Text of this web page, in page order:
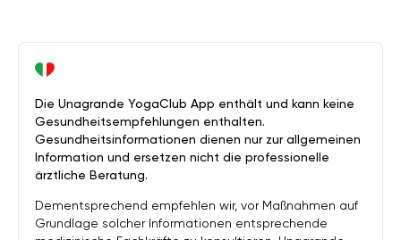
Die Unagrande YogaClub App enthält und kann keine
Gesundheitsempfehlungen enthalten.
Gesundheitsinformationen dienen nur zur allgemeinen
Information und ersetzen nicht die professionelle
ärztliche Beratung.
Dementsprechend empfehlen wir, vor Maßnahmen auf
Grundlage solcher Informationen entsprechende